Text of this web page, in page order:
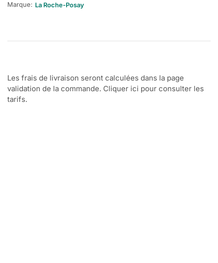
Marque: La Roche-Posay
Les frais de livraison seront calculées dans la page
validation de la commande. Cliquer ici pour consulter les
tarifs.